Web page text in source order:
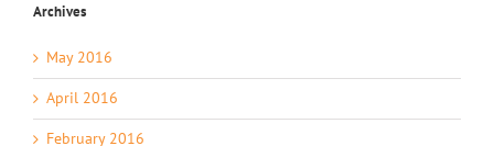
Archives
May 2016
April 2016
February 2016